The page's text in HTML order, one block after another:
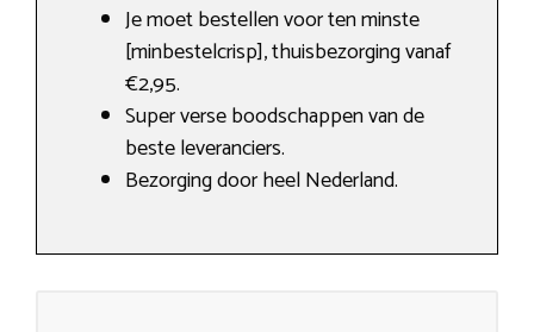
Je moet bestellen voor ten minste
[minbestelcrisp], thuisbezorging vanaf
€2,95.
Super verse boodschappen van de
beste leveranciers.
Bezorging door heel Nederland.